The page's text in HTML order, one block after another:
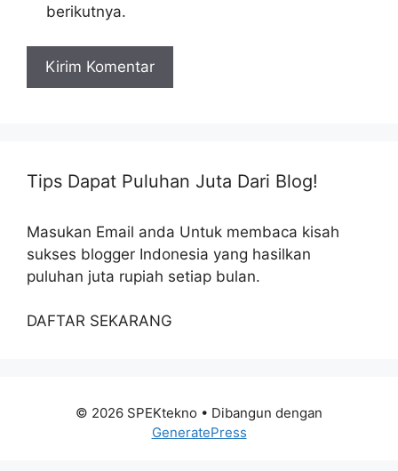
berikutnya.
Tips Dapat Puluhan Juta Dari Blog!
Masukan Email anda Untuk membaca kisah
sukses blogger Indonesia yang hasilkan
puluhan juta rupiah setiap bulan.
DAFTAR SEKARANG
© 2026 SPEKtekno • Dibangun dengan
GeneratePress